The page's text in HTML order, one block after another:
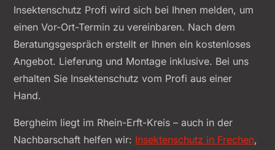
Insektenschutz Profi wird sich bei Ihnen melden, um
einen Vor-Ort-Termin zu vereinbaren. Nach dem
Beratungsgespräch erstellt er Ihnen ein kostenloses
Angebot. Lieferung und Montage inklusive. Bei uns
erhalten Sie Insektenschutz vom Profi aus einer
Hand.
Bergheim liegt im Rhein-Erft-Kreis – auch in der
Nachbarschaft helfen wir: Insektenschutz in Frechen,